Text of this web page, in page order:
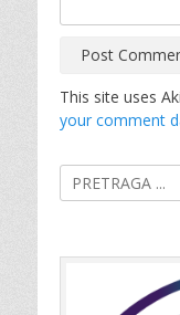
This site uses
your comment
Search
for: